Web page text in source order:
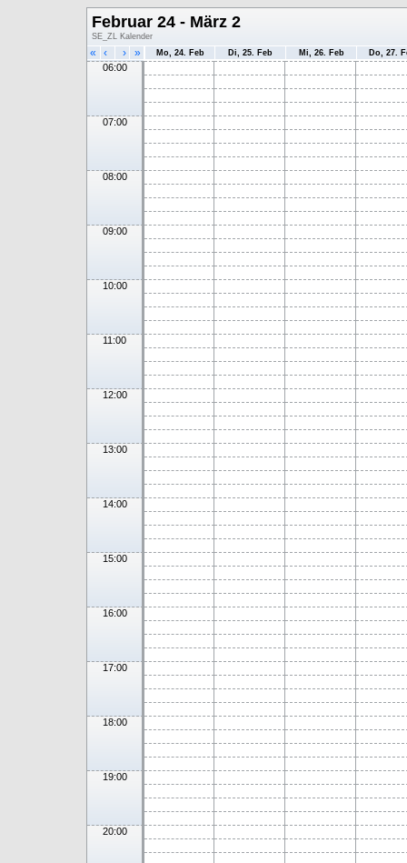
Februar 24 - März 2
SE_ZL Kalender
« ‹ › » Mo, 24. Feb Di, 25. Feb Mi, 26. Feb Do, 27.
06:00
07:00
08:00
09:00
10:00
11:00
12:00
13:00
14:00
15:00
16:00
17:00
18:00
19:00
20:00